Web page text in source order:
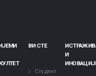
ВИ СТЕ
Студент
И